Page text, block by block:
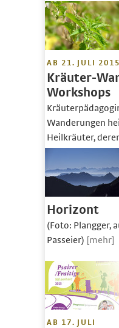
AB 21. JULI 2015
Kräuter-
Workshops
Wanderungen
Heilkräuter,
Horizont
(Foto: Plangger,
Passeier) [mehr]
AB 17. JULI